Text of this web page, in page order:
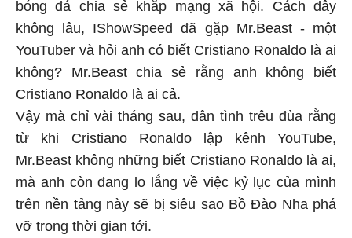
bóng đá chia sẻ khắp mạng xã hội. Cách đây
không lâu, IShowSpeed đã gặp Mr.Beast - một
YouTuber và hỏi anh có biết Cristiano Ronaldo là ai
không? Mr.Beast chia sẻ rằng anh không biết
Cristiano Ronaldo là ai cả.
Vậy mà chỉ vài tháng sau, dân tình trêu đùa rằng
từ khi Cristiano Ronaldo lập kênh YouTube,
Mr.Beast không những biết Cristiano Ronaldo là ai,
mà anh còn đang lo lắng về việc kỷ lục của mình
trên nền tảng này sẽ bị siêu sao Bồ Đào Nha phá
vỡ trong thời gian tới.